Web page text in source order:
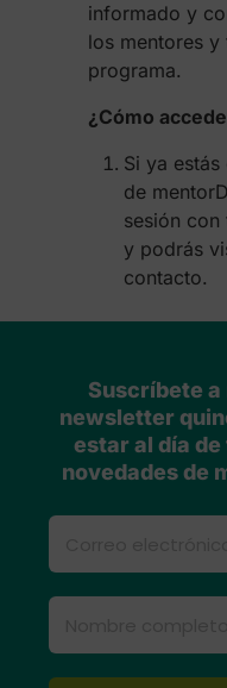
informado y
los mentores
programa.
¿Cómo
Si ya
de
sesión con
y podrás
contacto.
Suscríbete a
newsletter
estar al día
novedades de